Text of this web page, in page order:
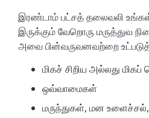
இரண்டாம் பட்சத் தலைவலி
இருக்கும் வேறொரு மருத்துவ
அவை பின்வருவனவற்றை
மிகச் சிறிய அல்லது
ஒவ்வாமைகள்
மருந்துகள், மன